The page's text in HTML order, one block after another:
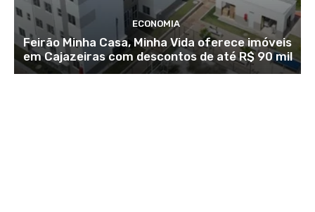
ECONOMIA
Feirão Minha Casa, Minha Vida oferece imóveis
em Cajazeiras com descontos de até R$ 90 mil